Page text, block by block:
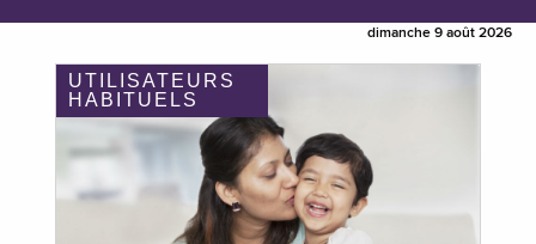
dimanche 9 août 2026
UTILISATEURS
HABITUELS